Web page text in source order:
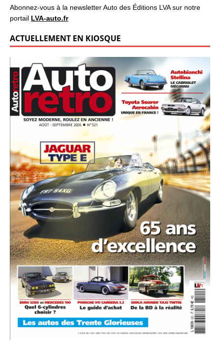
Abonnez-vous à la newsletter Auto des Éditions LVA sur notre
portail LVA-auto.fr
ACTUELLEMENT EN KIOSQUE